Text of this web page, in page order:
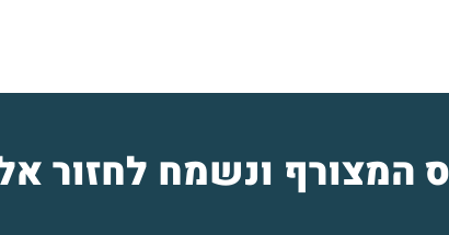
המצורף ונשמח לחזור